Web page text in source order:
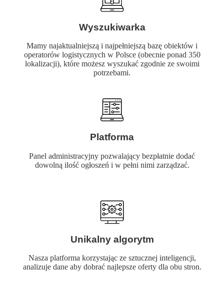
Wyszukiwarka
Mamy najaktualniejszą i najpełniejszą bazę obiektów i
operatorów logistycznych w Polsce (obecnie ponad 350
lokalizacji), które możesz wyszukać zgodnie ze swoimi
potrzebami.
Platforma
Panel administracyjny pozwalający bezpłatnie dodać
dowolną ilość ogłoszeń i w pełni nimi zarządzać.
Unikalny algorytm
Nasza platforma korzystając ze sztucznej inteligencji,
analizuje dane aby dobrać najlepsze oferty dla obu stron.